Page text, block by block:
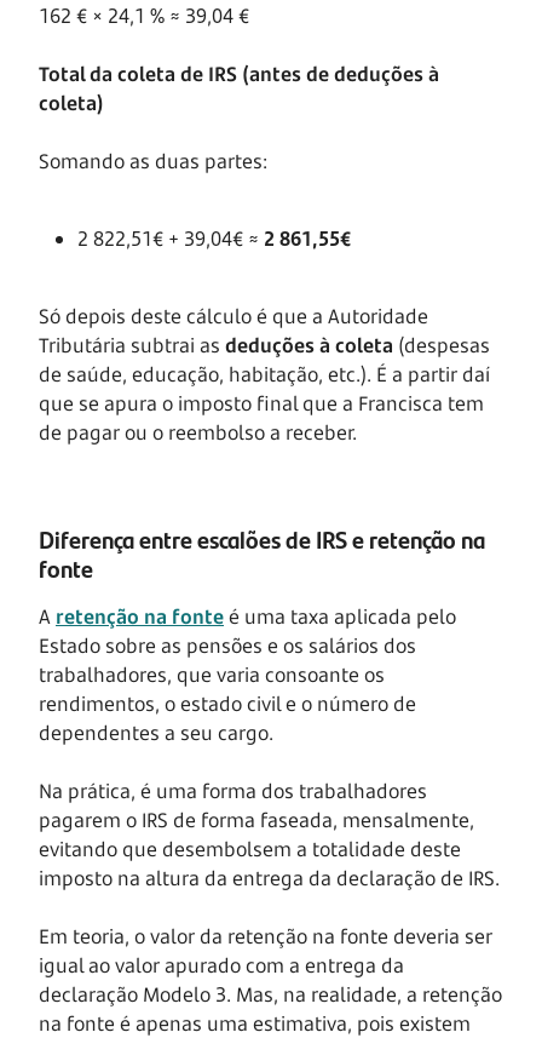
162 € × 24,1 % ≈ 39,04 €
Total da coleta de IRS (antes de deduções à
coleta)
Somando as duas partes:
2 822,51€ + 39,04€ ≈ 2 861,55€
Só depois deste cálculo é que a Autoridade
Tributária subtrai as deduções à coleta (despesas
de saúde, educação, habitação, etc.). É a partir daí
que se apura o imposto final que a Francisca tem
de pagar ou o reembolso a receber.
Diferença entre escalões de IRS e retenção na
fonte
A retenção na fonteé uma taxa aplicada pelo
Estado sobre as pensões e os salários dos
trabalhadores, que varia consoante os
rendimentos, o estado civil e o número de
dependentes a seu cargo.
Na prática, é uma forma dos trabalhadores
pagarem o IRS de forma faseada, mensalmente,
evitando que desembolsem a totalidade deste
imposto na altura da entrega da declaração de IRS.
Em teoria, o valor da retenção na fonte deveria ser
igual ao valor apurado com a entrega da
declaração Modelo 3. Mas, na realidade, a retenção
na fonte é apenas uma estimativa, pois existem